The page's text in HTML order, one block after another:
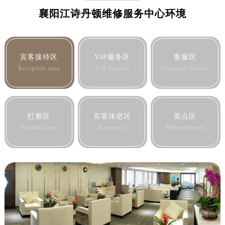
襄阳江诗丹顿维修服务中心环境
宾客接待区
Reception area
VIP服务区
VIP service
客服区
Customer service
打磨区
Polished area
宾客休息区
Rest area
茶点区
Refreshments